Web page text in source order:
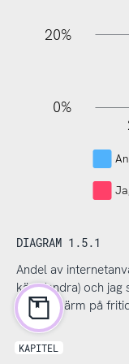
20%
0%
DIAGRAM 1.5.1
Andel av
kära (andra) och
digital skärm på
KAPITEL